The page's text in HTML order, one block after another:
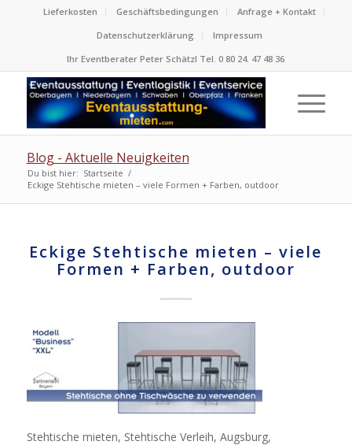
Lieferkosten Geschäftsbedingungen
Anfrage + Kontakt
Datenschutzerklärung
Impressum
Ihr Eventberater Peter Schätzl Tel. 0 80 24. 47 48 36
Blog - Aktuelle Neuigkeiten
Du bist hier: Startseite /
Eckige Stehtische mieten – viele Formen + Farben, outdoor
Eckige Stehtische mieten – viele
Formen + Farben, outdoor
Stehtische mieten, Stehtische Verleih, Augsburg,